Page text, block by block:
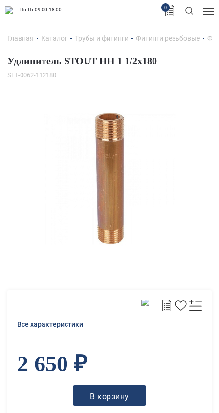
Пн-Пт 09:00-18:00 0
Главная Каталог Трубы и фитинги Фитинги резьбовые
Удлинитель STOUT НН 1 1/2x180
SFT-0062-112180
Все характеристики
2 650 ₽
В корзину